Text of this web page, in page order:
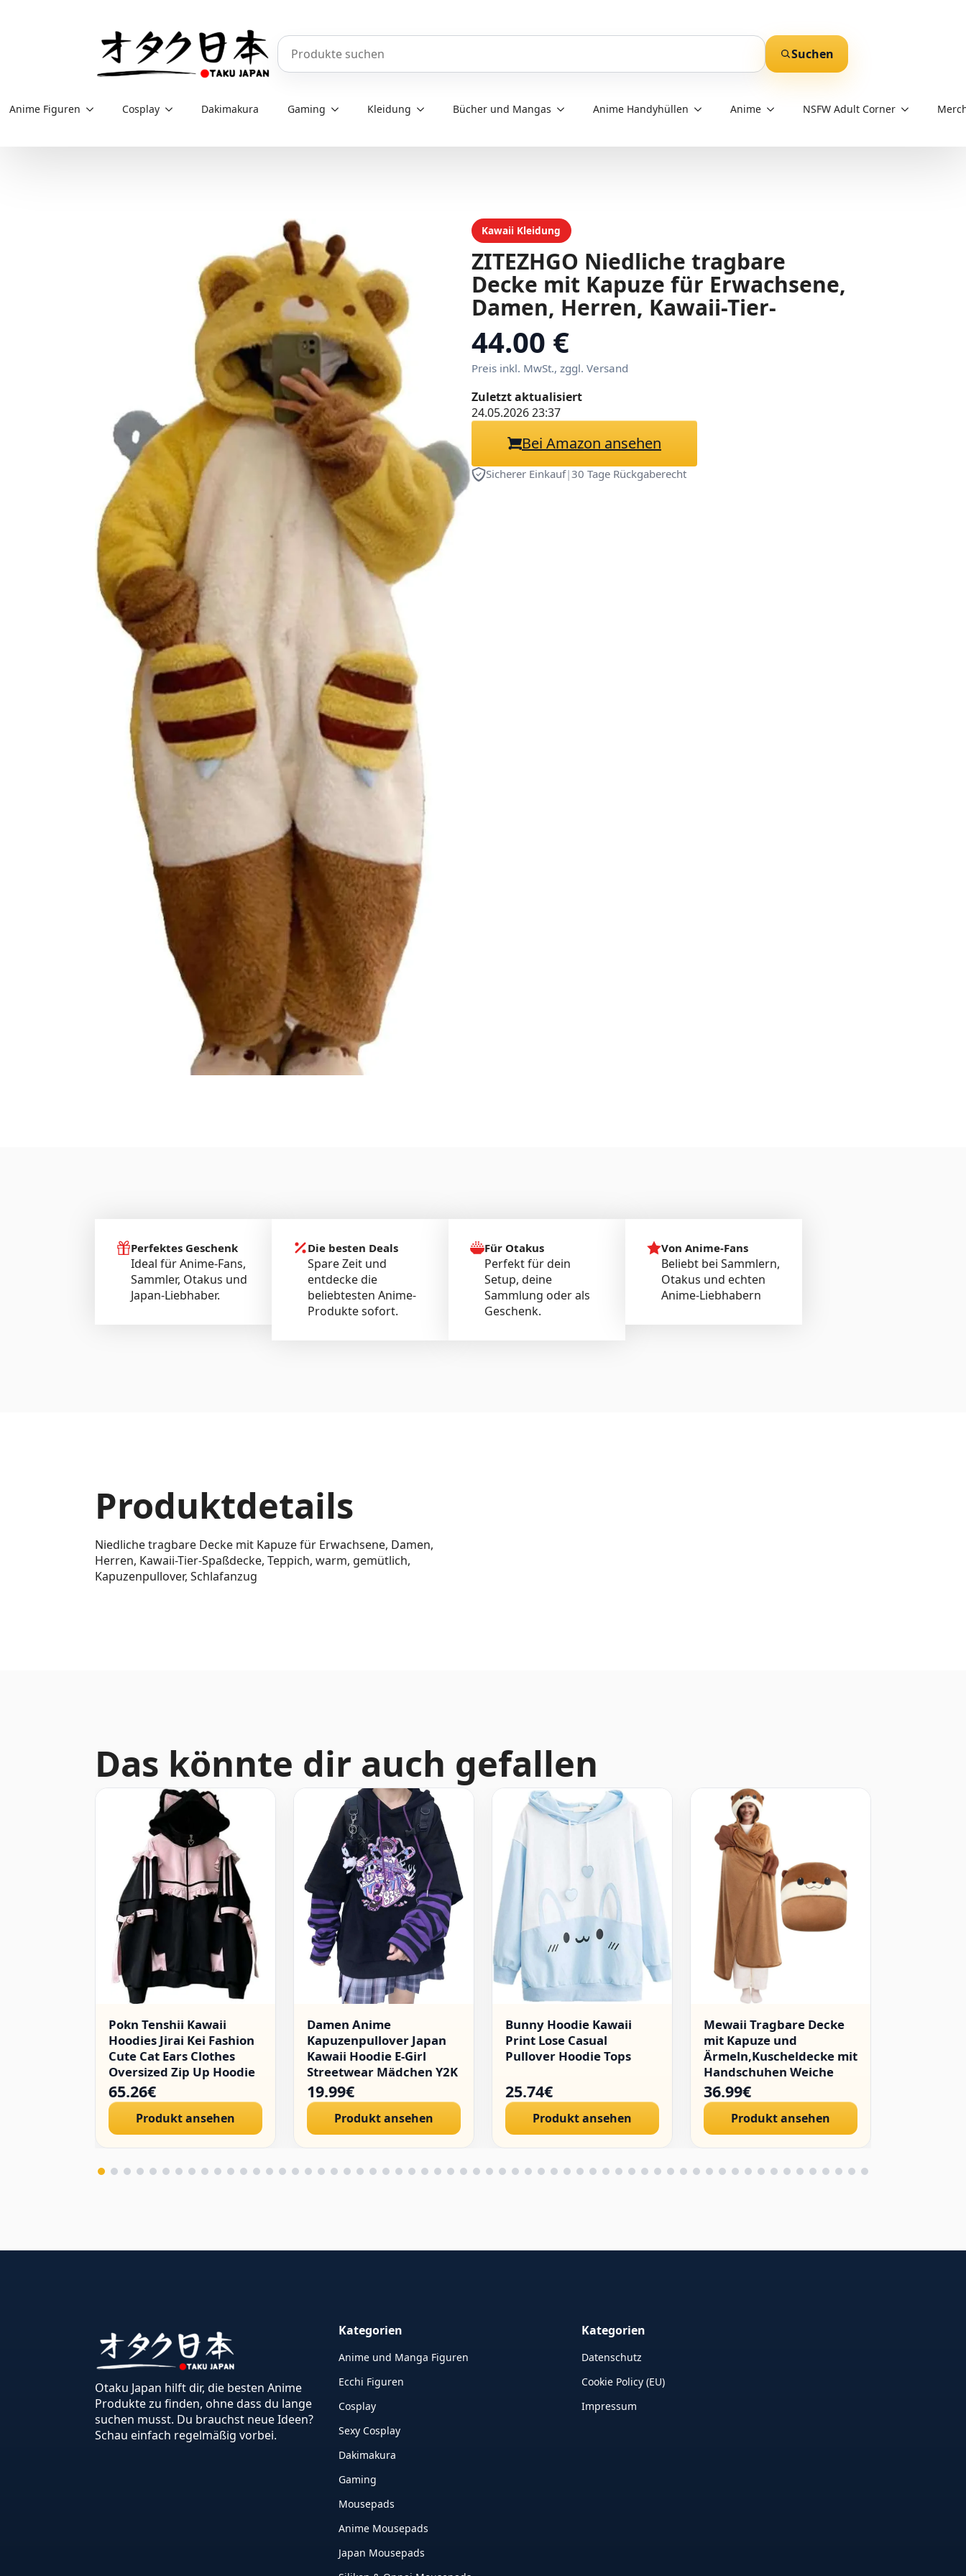
Produkte durchsuchen
Suchen
Anime Figuren Cosplay Dakimakura Gaming Kleidung Bücher und Mangas Anime Handyhüllen Anime NSFW Adult Corner
Kawaii Kleidung
ZITEZHGO Niedliche tragbare
Decke mit Kapuze für Erwachsene,
Damen, Herren, Kawaii-Tier-
Spaßdecke, Teppich, warm,
gemütlich, Kapuzenpullover,
Schlafanzug
44.00 €
Preis inkl. MwSt., zggl. Versand
Zuletzt aktualisiert
24.05.2026 23:37
Bei Amazon ansehen
Sicherer Einkauf|30 Tage Rückgaberecht
Perfektes Geschenk
Ideal für Anime-Fans,
Sammler, Otakus und
Japan-Liebhaber.
Die besten Deals
Spare Zeit und
entdecke die
beliebtesten Anime-
Produkte sofort.
Für Otakus
Perfekt für dein
Setup, deine
Sammlung oder als
Geschenk.
Von Anime-Fans
Beliebt bei Sammlern,
Otakus und echten
Anime-Liebhabern
Produktdetails
Niedliche tragbare Decke mit Kapuze für Erwachsene, Damen,
Herren, Kawaii-Tier-Spaßdecke, Teppich, warm, gemütlich,
Kapuzenpullover, Schlafanzug
Das könnte dir auch gefallen
Pokn Tenshii Kawaii
Hoodies Jirai Kei Fashion
Cute Cat Ears Clothes
Oversized Zip Up Hoodie
Gothic Top
65.26€
Produkt ansehen
Damen Anime
Kapuzenpullover Japan
Kawaii Hoodie E-Girl
Streetwear Mädchen Y2K
Gothic Sweatshirt
Pullover
19.99€
Produkt ansehen
Bunny Hoodie Kawaii
Print Lose Casual
Pullover Hoodie Tops
25.74€
Produkt ansehen
Mewaii Tragbare Decke
mit Kapuze und
Ärmeln,Kuscheldecke mit
Handschuhen Weiche
Flanell Sherpa Decke für
Damen und Herren Ideal
für Zuhause Reisen und
Tierliebhaber
36.99€
Produkt ansehen
Otaku Japan hilft dir, die besten Anime
Produkte zu finden, ohne dass du lange
suchen musst. Du brauchst neue Ideen?
Schau einfach regelmäßig vorbei.
Kategorien
Anime und Manga Figuren
Ecchi Figuren
Cosplay
Sexy Cosplay
Dakimakura
Gaming
Mousepads
Anime Mousepads
Japan Mousepads
Kategorien
Datenschutz
Cookie Policy (EU)
Impressum